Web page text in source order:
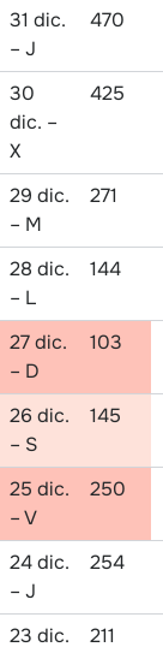
31 dic.
– J
470
30
dic. –
X
425
29 dic.
– M
271
28 dic.
– L
144
27 dic.
– D
103
26 dic.
– S
145
25 dic.
– V
250
24 dic.
– J
254
23 dic.
211